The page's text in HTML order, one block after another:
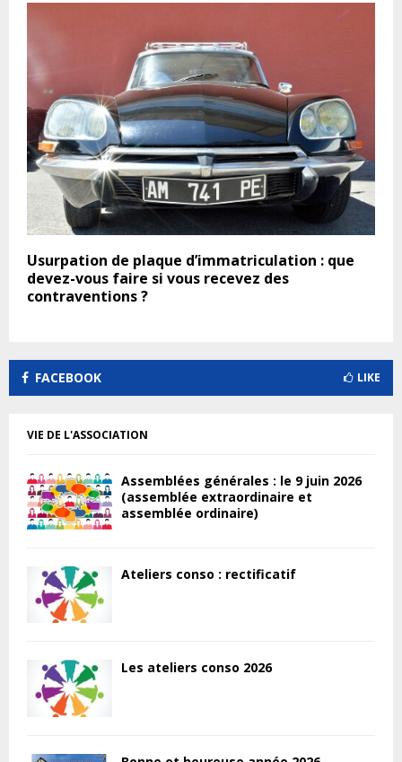
Usurpation de plaque d’immatriculation : que
devez-vous faire si vous recevez des
contraventions ?
FACEBOOK LIKE
VIE DE L'ASSOCIATION
Assemblées générales : le 9 juin 2026
(assemblée extraordinaire et
assemblée ordinaire)
Ateliers conso : rectificatif
Les ateliers conso 2026